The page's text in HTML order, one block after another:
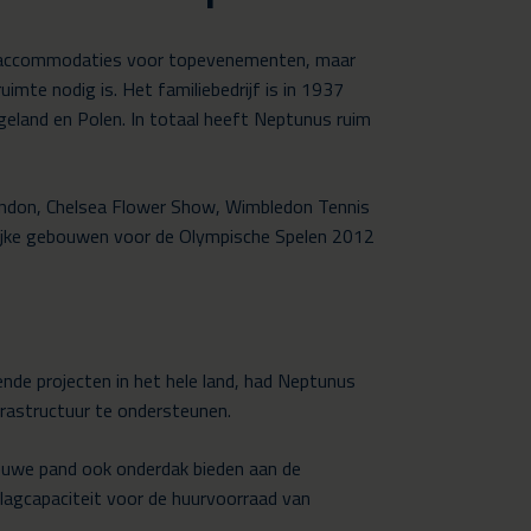
voor topevenementen, maar
nodig is. Het familiebedrijf is in 1937
en Polen. In totaal heeft Neptunus ruim
Chelsea Flower Show, Wimbledon Tennis
gebouwen voor de Olympische Spelen 2012
projecten in het hele land, had Neptunus
te ondersteunen.
pand ook onderdak bieden aan de
voor de huurvoorraad van